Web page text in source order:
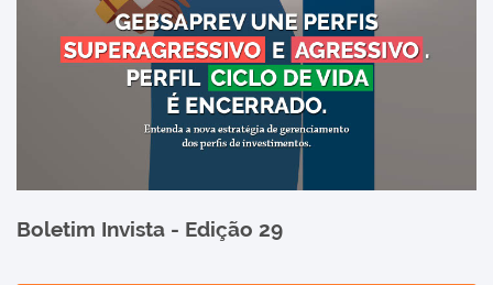
Boletim Invista - Edição 29